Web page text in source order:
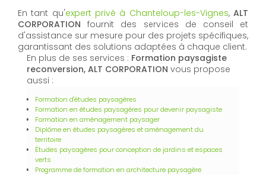
En tant qu'expert privé à Chanteloup-les-Vignes,ALT
CORPORATION fournit des services de conseil et
d'assistance sur mesure pour des projets spécifiques,
garantissant des solutions adaptées à chaque client.
En plus de ses services : Formation paysagiste
reconversion, ALT CORPORATION vous propose
aussi :
Formation d'études paysagères
Formation en études paysagères pour devenir paysagiste
Formation en aménagement paysager
Diplôme en études paysagères et aménagement du
territoire
Études paysagères pour conception de jardins et espaces
verts
Programme de formation en architecture paysagère